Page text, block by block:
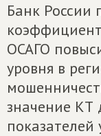
Банк России
ОСАГО
уровня в
значение КТ